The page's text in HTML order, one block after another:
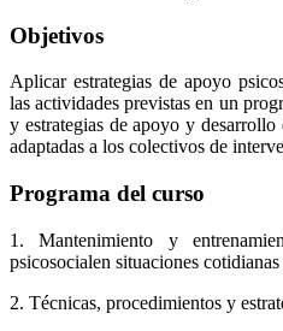
Objetivos
Aplicar estrategias de apoyo
las actividades previstas en un
y estrategias de apoyo y
adaptadas a los colectivos de
Programa del curso
1. Mantenimiento y
psicosocialen situaciones
2. Técnicas, procedimientos y